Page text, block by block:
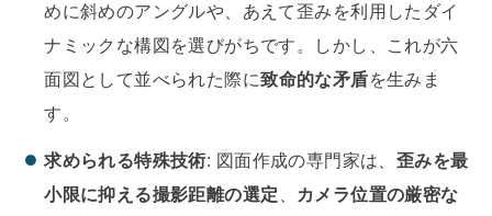
めに斜めのアングルや、あえて歪みを利用したダイ
ナミックな構図を選びがちです。しかし、これが六
面図として並べられた際に致命的な矛盾を生みま
す。
求められる特殊技術: 図面作成の専門家は、 歪みを最
小限に抑える撮影距離の選定
カメラ位置の厳密な